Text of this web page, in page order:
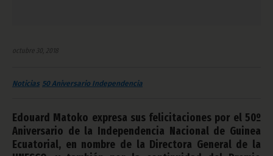
octubre 30, 2018
Noticias 50 Aniversario Independencia
Edouard Matoko expresa sus felicitaciones por el 50º
Aniversario de la Independencia Nacional de Guinea
Ecuatorial, en nombre de la Directora General de la